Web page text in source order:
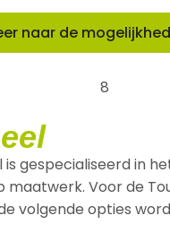
naar de
gespecialiseerd in
maatwerk. Voor de
volgende opties